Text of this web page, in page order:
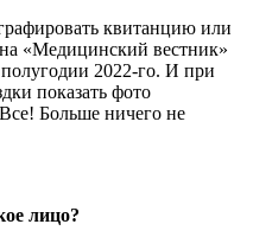
квитанцию или
«Медицинский вестник»
2022-го. И при
показать фото
Больше ничего не
лицо?